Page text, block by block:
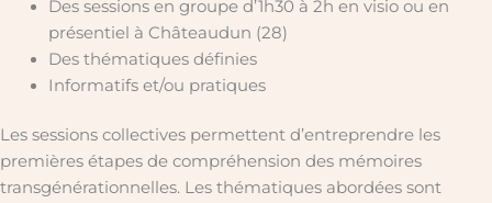
Des sessions en groupe d’1h30 à 2h en visio ou en
présentiel à Châteaudun (28)
Des thématiques définies
Informatifs et/ou pratiques
Les sessions collectives permettent d’entreprendre les
premières étapes de compréhension des mémoires
transgénérationnelles. Les thématiques abordées sont